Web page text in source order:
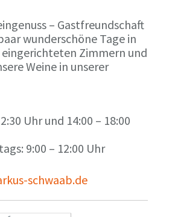
– Gastfreundschaft
wunderschöne Tage in
eingerichteten Zimmern und
Weine in unserer
Uhr und 14:00 – 18:00
9:00 – 12:00 Uhr
schwaab.de